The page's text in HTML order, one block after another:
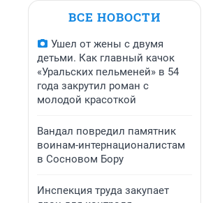
ВСЕ НОВОСТИ
Ушел от жены с двумя
детьми. Как главный качок
«Уральских пельменей» в 54
года закрутил роман с
молодой красоткой
Вандал повредил памятник
воинам-интернационалистам
в Сосновом Бору
Инспекция труда закупает